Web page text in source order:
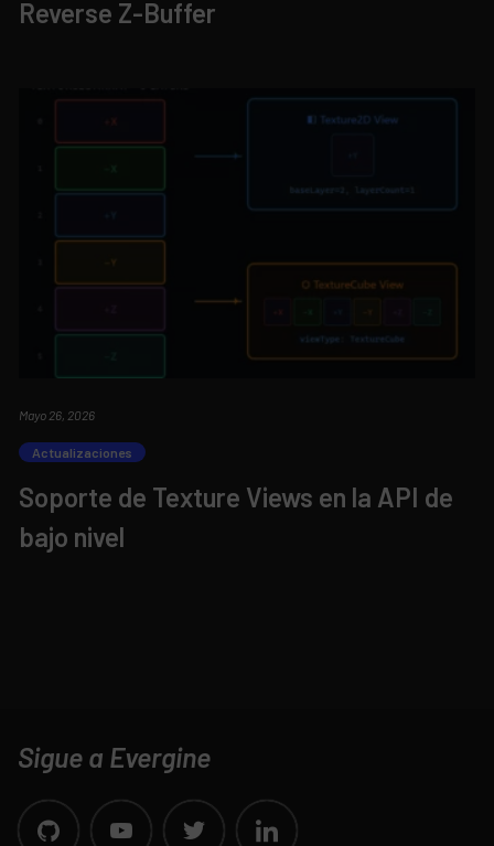
Reverse Z-Buffer
Mayo 26, 2026
Actualizaciones
Soporte de Texture Views en la API de
bajo nivel
Sigue a Evergine